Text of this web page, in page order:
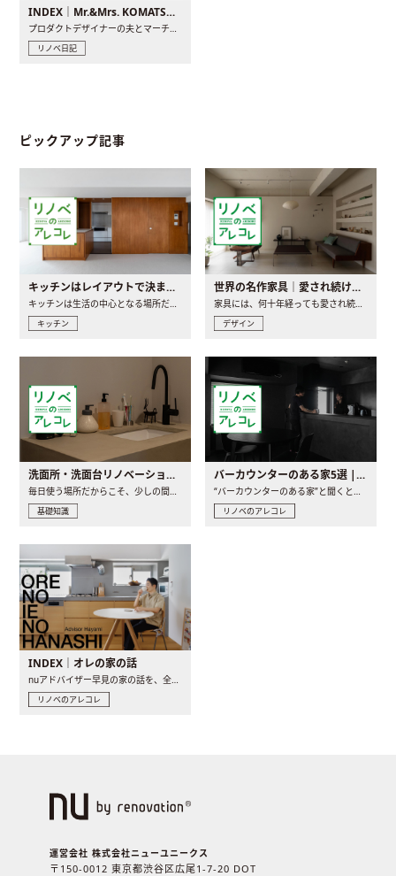
INDEX｜Mr.&Mrs. KOMATSU renovation diary
プロダクトデザイナーの夫とマーチャンダイザーの妻が、夫婦で..
リノベ日記
ピックアップ記事
キッチンはレイアウトで決まる。後悔しないための考え方と選び方
キッチンは生活の中心となる場所だからこそ、家の中のどこに置..
キッチン
世界の名作家具｜愛され続ける理由と一生モノとの出会い方
家具には、何十年経っても愛され続ける「名作」と呼ばれるもの..
デザイン
洗面所・洗面台リノベーションの事例と間取りアイデア
毎日使う場所だからこそ、少しの間取りの工夫や素材の選び方で..
基礎知識
バーカウンターのある家5選 | 日常に馴染む“距離の近い”キッチンとは
“バーカウンターのある家”と聞くと、少し特別な、大人のための..
リノベのアレコレ
INDEX｜オレの家の話
nuアドバイザー早見の家の話を、全4話でお届け。リノベーションを..
リノベのアレコレ
運営会社 株式会社ニューユニークス
〒150-0012 東京都渋谷区広尾1-7-20 DOT